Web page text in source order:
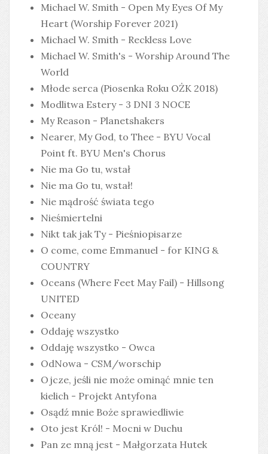
Michael W. Smith - Open My Eyes Of My
Heart (Worship Forever 2021)
Michael W. Smith - Reckless Love
Michael W. Smith's - Worship Around The
World
Młode serca (Piosenka Roku OŻK 2018)
Modlitwa Estery - 3 DNI 3 NOCE
My Reason - Planetshakers
Nearer, My God, to Thee - BYU Vocal
Point ft. BYU Men's Chorus
Nie ma Go tu, wstał
Nie ma Go tu, wstał!
Nie mądrość świata tego
Nieśmiertelni
Nikt tak jak Ty - Pieśniopisarze
O come, come Emmanuel - for KING &
COUNTRY
Oceans (Where Feet May Fail) - Hillsong
UNITED
Oceany
Oddaję wszystko
Oddaję wszystko - Owca
OdNowa - CSM/worschip
Ojcze, jeśli nie może ominąć mnie ten
kielich - Projekt Antyfona
Osądź mnie Boże sprawiedliwie
Oto jest Król! - Mocni w Duchu
Pan ze mną jest - Małgorzata Hutek